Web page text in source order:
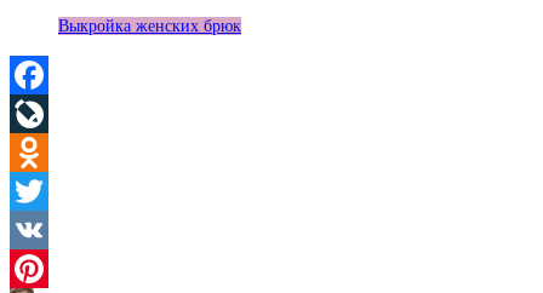
Выкройка женских брюк
Facebook
LiveJournal
Odnoklassniki
Twitter
VK